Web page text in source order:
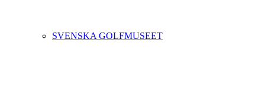
SVENSKA GOLFMUSEET